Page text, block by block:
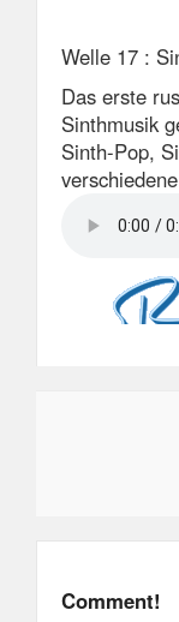
Welle 17 :
Das erste
Sinthmusik
Sinth-Pop,
Comment!